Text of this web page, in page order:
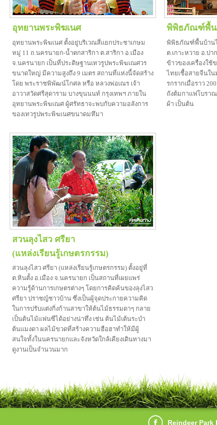
อุทยานพระพิฆเนศ
อุทยานพระพิฆเนศ ตั้งอยู่บริเวณสี่แยกประชาเกษม
หมู่ 11 ถ.นครนายก-น้ำตกสาริกา ต.สาริกา อ.เมือง
จ.นครนายก เป็นที่ประดิษฐานเทวรูปพระพิฆเณศวร
ขนาดใหญ่ มีความสูงถึง 9 เมตร สถานที่แห่งนี้จัดสร้าง
โดย พระราชพิพัฒน์โกศล หรือ หลวงพ่อเณร เจ้า
อาวาสวัดศรีสุดาราม บางขุนนนท์ กรุงเทพฯ ภายใน
อุทยานพระพิฆเณศ ผู้ศรัทธาจะพบกับความอลังการ
ของเทวรูปพระพิฆเนศขนาดมหึมา
พิพิธภัณฑ์พื้น
พิพิธภัณฑ์พื้นบ้านไ
ต.เกาะหวาย อ.ป
ข้าวของเครื่องใช้
ไทยเชื้อสายจีนใ
รกรากเมื่อราว
ถังต้มกาแฟโบรา
ผ้า เป็นต้น
สวนลุงไสว ศรียา
(แหล่งเรียนรู้เกษตรกรรม)
สวนลุงไสว ศรียา (แหล่งเรียนรู้เกษตรกรรม) ตั้งอยู่ที่
ต.หินตั้ง อ.เมือง จ.นครนายก เป็นสถานที่เผยแพร่
ความรู้ด้านการเกษตรต่างๆ โดยการคิดค้นของลุงไสว
ศรียา ปราชญ์ชาวบ้าน ซึ่งเป็นผู้จุดประกายความคิด
ในการปรับแต่งกิ่งก้านสาขาให้ต้นไม้ธรรมดาๆ กลาย
เป็นต้นไม้แฟนซีได้อย่างน่าทึ่ง เช่น ต้นไม้เต้นระบำ
ต้นแมงดา ผลไม้ขวดที่สร้างความฮือฮาทำให้มีผู้
สนใจทั้งในนครนายกและจังหวัดใกล้เคียงเดินทางมา
ดูงานเป็นจำนวนมาก
Reindeer Park